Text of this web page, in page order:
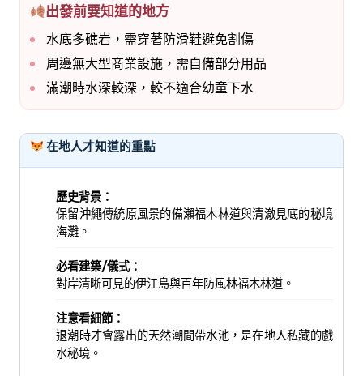
出發前要知道的地方
水底多礁岩，需穿著防滑鞋避免割傷
周邊無大型商業設施，需自備部分用品
滿潮時水深較深，較不適合幼童下水
在地人才知道的重點
歷史背景：
保留沖繩傳統原風景的備瀨福木林道與清澈見底的秘境
海灘。
必看建築/儀式：
對岸清晰可見的伊江島與百年防風林福木林道。
注意看細節：
退潮時才會露出的天然潮間帶水池，是在地人私藏的戲
水秘境。